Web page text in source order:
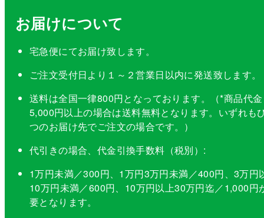
お届けについて
宅急便にてお届け致します。
ご注文受付日より１～２営業日以内に発送致します。
送料は全国一律800円となっております。（*商品代金
5,000円以上の場合は送料無料となります。いずれも
つのお届け先でご注文の場合です。）
代引きの場合、代金引換手数料（税別）:
1万円未満／300円、1万円3万円未満／400円、3万円
10万円未満／600円、10万円以上30万円迄／1,000円
要となります。